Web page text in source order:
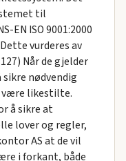
til
EN ISO 9001:2000
vurderes av
Når de gjelder
nødvendig
være likestilte.
å sikre at
lover og regler,
AS at de vil
i forkant, både